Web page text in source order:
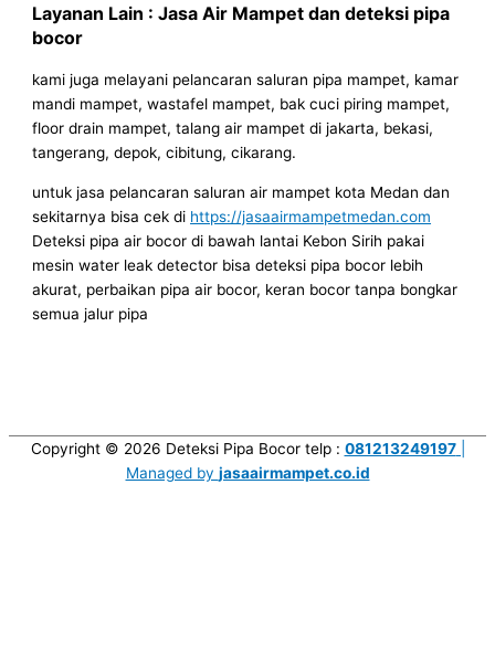
Layanan Lain : Jasa Air Mampet dan deteksi pipa
bocor
kami juga melayani pelancaran saluran pipa mampet, kamar
mandi mampet, wastafel mampet, bak cuci piring mampet,
floor drain mampet, talang air mampet di jakarta, bekasi,
tangerang, depok, cibitung, cikarang.
untuk jasa pelancaran saluran air mampet kota Medan dan
sekitarnya bisa cek di https://jasaairmampetmedan.com
Deteksi pipa air bocor di bawah lantai Kebon Sirih pakai
mesin water leak detector bisa deteksi pipa bocor lebih
akurat, perbaikan pipa air bocor, keran bocor tanpa bongkar
semua jalur pipa
Copyright © 2026 Deteksi Pipa Bocortelp : 081213249197|
Managed by jasaairmampet.co.id